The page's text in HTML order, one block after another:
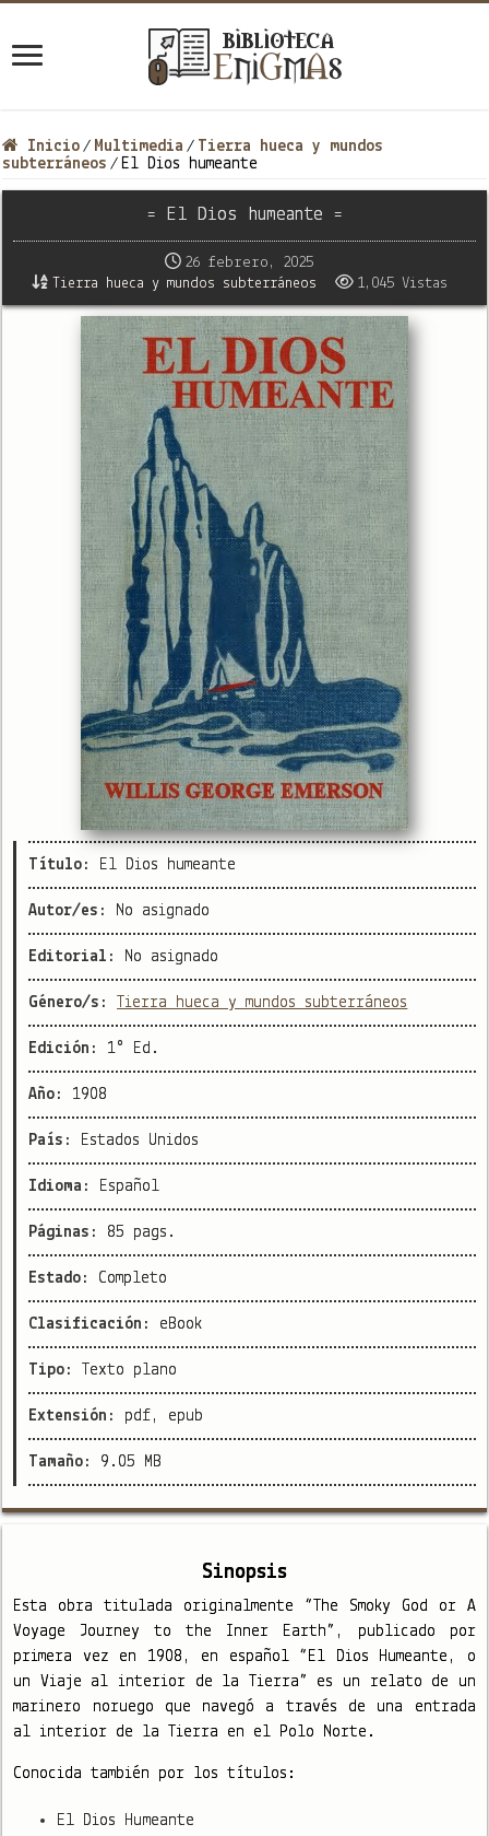
Inicio / Multimedia / Tierra hueca y mundos
subterráneos / El Dios humeante
= El Dios humeante =
26 febrero, 2025
Tierra hueca y mundos subterráneos
1,045 Vistas
Título: El Dios humeante
Autor/es: No asignado
Editorial: No asignado
Género/s: Tierra hueca y mundos subterráneos
Edición: 1° Ed.
Año: 1908
País: Estados Unidos
Idioma: Español
Páginas: 85 pags.
Estado: Completo
Clasificación: eBook
Tipo: Texto plano
Extensión: pdf, epub
Tamaño: 9.05 MB
Sinopsis
Esta obra titulada originalmente “The Smoky God or A
Voyage Journey to the Inner Earth”, publicado por
primera vez en 1908, en español “El Dios Humeante, o
un Viaje al interior de la Tierra” es un relato de un
marinero noruego que navegó a través de una entrada
al interior de la Tierra en el Polo Norte.
Conocida también por los títulos:
El Dios Humeante